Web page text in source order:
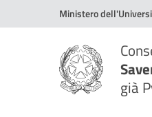
Vai ai contenuti
Vai al menu di navigazione
Ministero
già